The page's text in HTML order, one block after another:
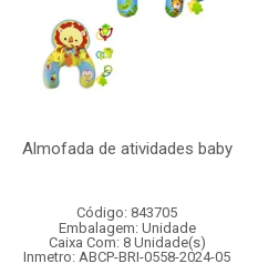
Almofada de atividades baby
Código: 843705
Embalagem: Unidade
Caixa Com: 8 Unidade(s)
Inmetro: ABCP-BRI-0558-2024-05